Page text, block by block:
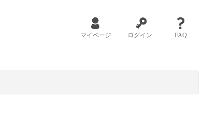
マイページ ログイン FAQ